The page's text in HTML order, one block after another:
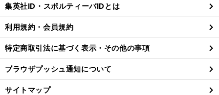
る
集英社ID・スポルティーバIDとは
利用規約・会員規約
特定商取引法に基づく表示・その他の事項
ブラウザプッシュ通知について
サイトマップ